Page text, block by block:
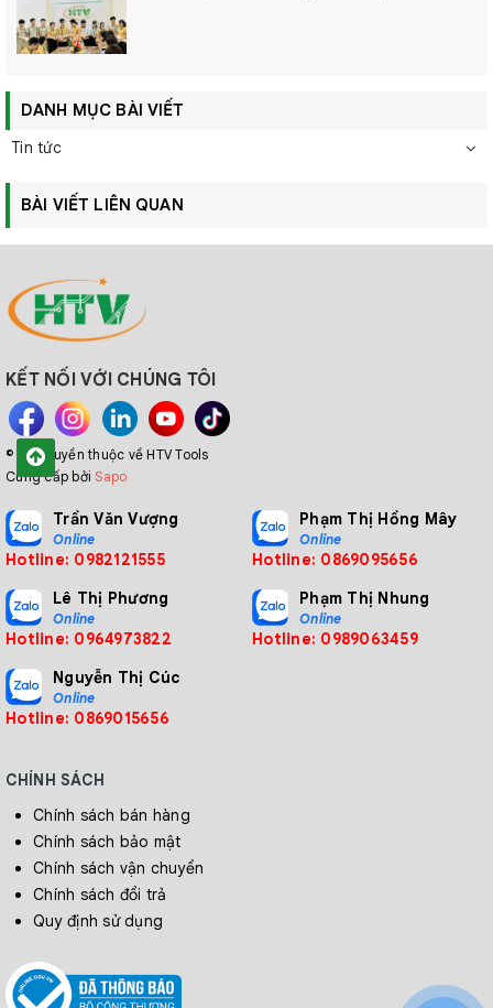
DANH MỤC BÀI VIẾT
Tin tức
BÀI VIẾT LIÊN QUAN
KẾT NỐI VỚI CHÚNG TÔI
© Bản quyền thuộc về HTV Tools
Cung cấp bởiSapo
Trần Văn Vượng
Online
Hotline: 0982121555
Phạm Thị Hồng Mây
Online
Hotline: 0869095656
Lê Thị Phương
Online
Hotline: 0964973822
Phạm Thị Nhung
Online
Hotline: 0989063459
Nguyễn Thị Cúc
Online
Hotline: 0869015656
CHÍNH SÁCH
Chính sách bán hàng
Chính sách bảo mật
Chính sách vận chuyển
Chính sách đổi trả
Quy định sử dụng